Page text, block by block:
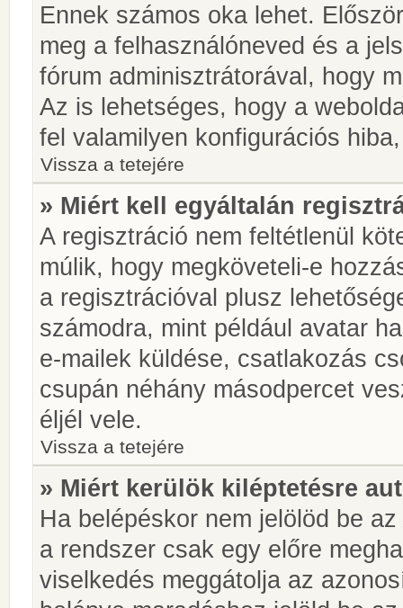
Ennek számos oka lehet.
meg a felhasználóneved és a
fórum adminisztrátorával, hogy
Az is lehetséges, hogy a
fel valamilyen konfigurációs
Vissza a tetejére
» Miért kell egyáltalán
A regisztráció nem feltétlenül
múlik, hogy megköveteli-e
a regisztrációval plusz
számodra, mint például avatar
e-mailek küldése, csatlakozás
csupán néhány másodpercet
éljél vele.
Vissza a tetejére
» Miért kerülök kiléptetésre
Ha belépéskor nem jelölöd be az
a rendszer csak egy előre
viselkedés meggátolja az